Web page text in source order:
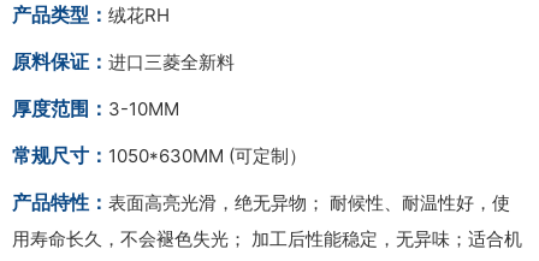
产品类型： 绒花RH
原料保证： 进口三菱全新料
厚度范围： 3-10MM
常规尺寸： 1050*630MM (可定制）
产品特性： 表面高亮光滑，绝无异物； 耐候性、耐温性好，使
用寿命长久，不会褪色失光； 加工后性能稳定，无异味；适合机